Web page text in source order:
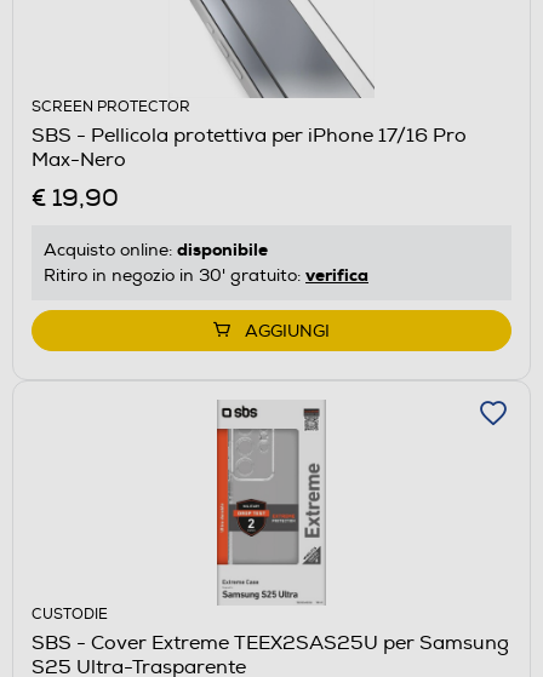
SCREEN PROTECTOR
SBS - Pellicola protettiva per iPhone 17/16 Pro
Max-Nero
€ 19,90
Acquisto online: disponibile
Ritiro in negozio in 30' gratuito: verifica
AGGIUNGI
CUSTODIE
SBS - Cover Extreme TEEX2SAS25U per Samsung
S25 Ultra-Trasparente